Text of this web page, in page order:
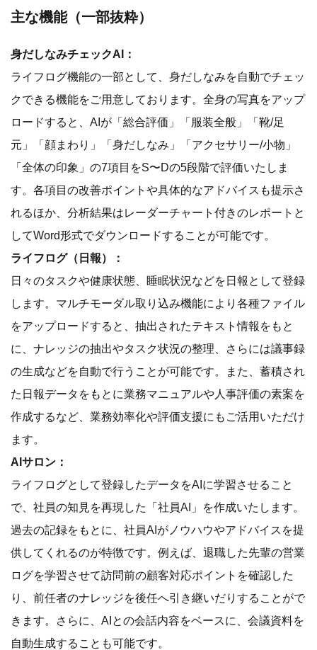
主な機能（一部抜粋）
身だしなみチェックAI：
ライフログ機能の一部として、身だしなみを自動でチェッ
クできる機能をご用意しております。全身の写真をアップ
ロードすると、AIが「総合評価」「服装全般」「靴/足
元」「顔まわり」「身だしなみ」「アクセサリー/小物」
「全体の印象」の7項目をS〜Dの5段階で評価いたしま
す。各項目の改善ポイントや具体的なアドバイスも提示さ
れるほか、分析結果はレーダーチャート付きのレポートと
してWord形式でダウンロードすることが可能です。
ライフログ（日報）：
日々のタスクや健康状態、睡眠状況などを日報として登録
します。マルチモーダル取り込み機能により各種ファイル
をアップロードすると、抽出されたテキスト情報をもと
に、ナレッジの抽出やタスク状況の整理、さらには議事録
の生成などを自動で行うことが可能です。また、蓄積され
た日報データをもとに業務マニュアルや人事評価の素案を
作成するなど、業務効率化や評価支援にもご活用いただけ
ます。
AIサロン：
ライフログとして登録したデータをAIに学習させること
で、社員の知見を再現した「社員AI」を作成いたします。
過去の記録をもとに、社員AIがノウハウやアドバイスを提
供してくれるのが特徴です。例えば、退職した先輩の営業
ログを学習させて訪問前の顧客対応ポイントを確認した
り、前任者のナレッジを後任へ引き継いだりすることがで
きます。さらに、AIとの会話内容をベースに、会議資料を
自動生成することも可能です。